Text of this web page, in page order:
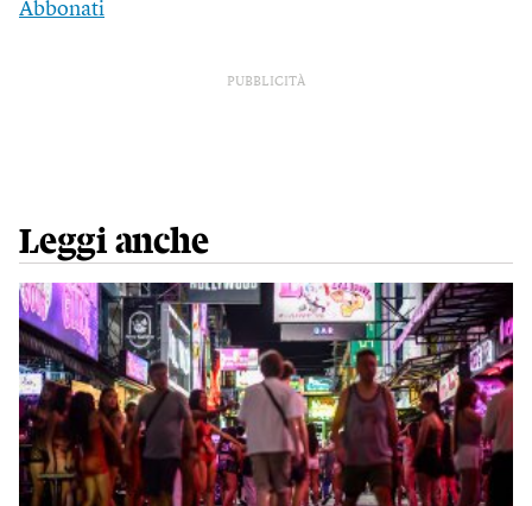
Abbonati
PUBBLICITÀ
Leggi anche